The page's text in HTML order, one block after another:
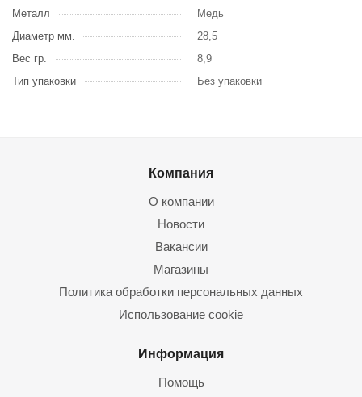
Металл
Медь
Диаметр мм.
28,5
Вес гр.
8,9
Тип упаковки
Без упаковки
Компания
О компании
Новости
Вакансии
Магазины
Политика обработки персональных данных
Использование cookie
Информация
Помощь